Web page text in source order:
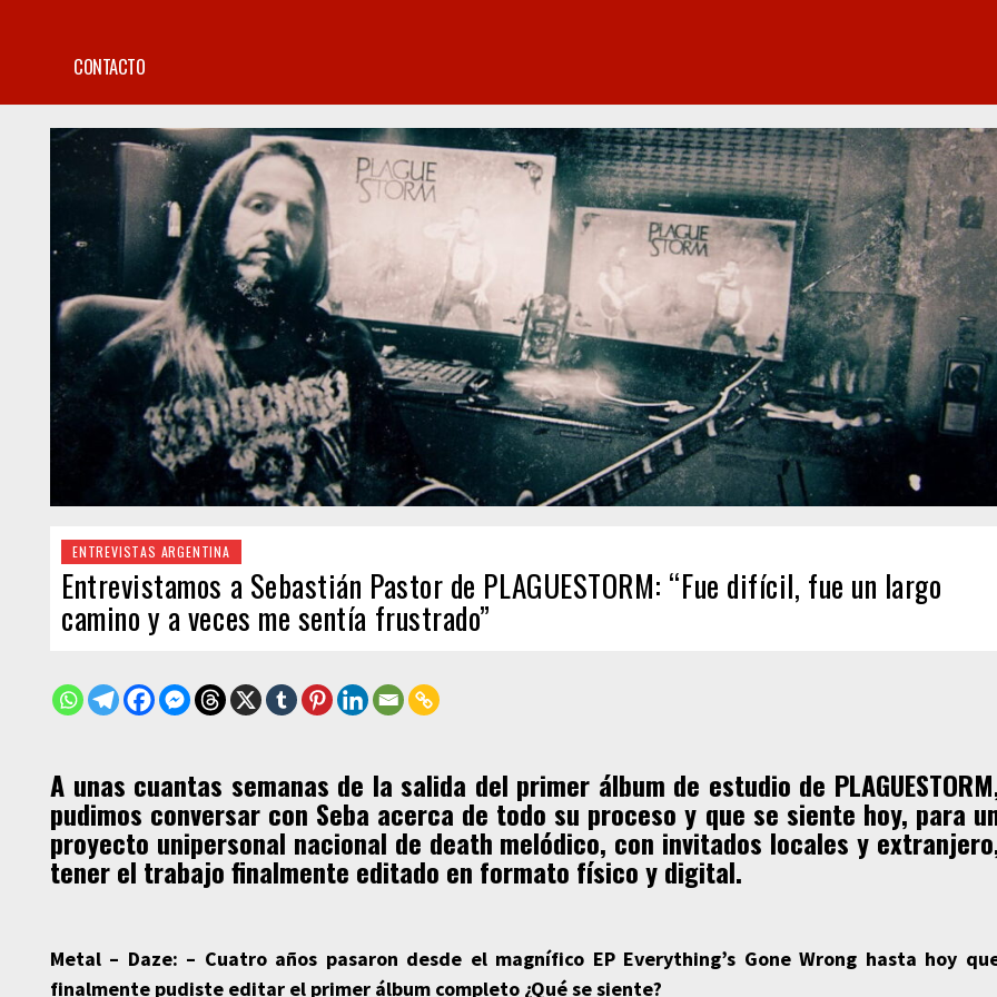
CONTACTO
ENTREVISTAS ARGENTINA
Entrevistamos a Sebastián Pastor de PLAGUESTORM: “Fue difícil, fue un largo
camino y a veces me sentía frustrado”
A unas cuantas semanas de la salida del primer álbum de estudio de
pudimos conversar con Seba acerca de todo su proceso y que se siente hoy, para
proyecto unipersonal nacional de death melódico, con invitados locales y
tener el trabajo finalmente editado en formato físico y digital.
Metal – Daze: – Cuatro años pasaron desde el magnífico EP Everything’s Gone Wrong hasta hoy
finalmente pudiste editar el primer álbum completo ¿Quése siente?